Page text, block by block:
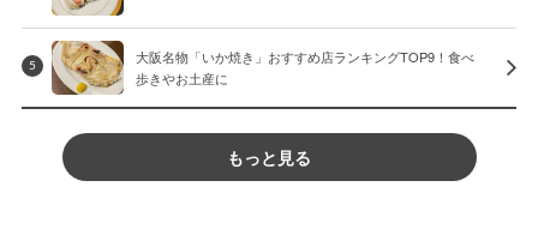
5
大阪名物「いか焼き」おすすめ店ランキングTOP9！食べ
歩きやお土産に
もっと見る